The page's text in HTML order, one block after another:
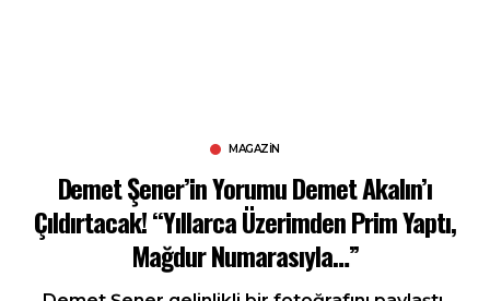
MAGAZIN
Demet Şener’in Yorumu Demet Akalın’ı
Çıldırtacak! “Yıllarca Üzerimden Prim Yaptı,
Mağdur Numarasıyla…”